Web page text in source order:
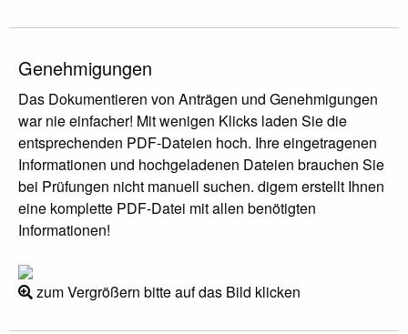
Genehmigungen
Das Dokumentieren von Anträgen und Genehmigungen
war nie einfacher! Mit wenigen Klicks laden Sie die
entsprechenden PDF-Dateien hoch. Ihre eingetragenen
Informationen und hochgeladenen Dateien brauchen Sie
bei Prüfungen nicht manuell suchen. digem erstellt Ihnen
eine komplette PDF-Datei mit allen benötigten
Informationen!
zum Vergrößern bitte auf das Bild klicken